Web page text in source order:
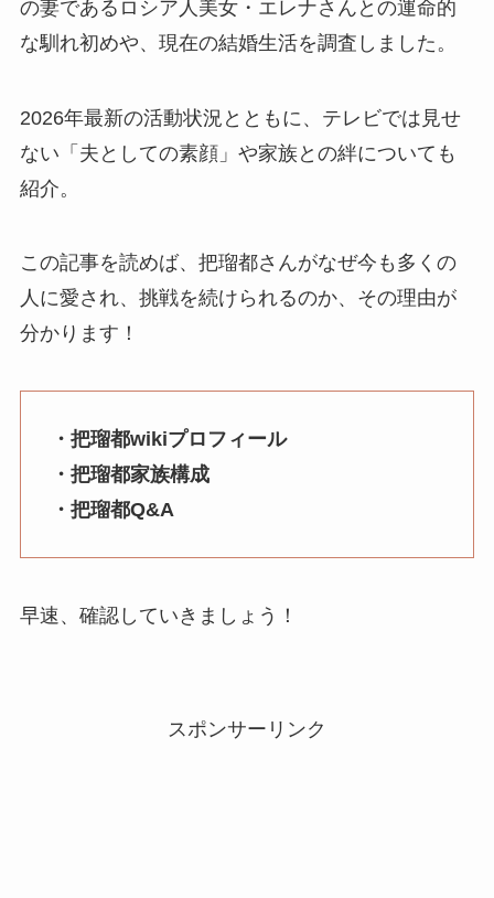
の妻であるロシア人美女・エレナさんとの運命的
な馴れ初めや、現在の結婚生活を調査しました。
2026年最新の活動状況とともに、テレビでは見せ
ない「夫としての素顔」や家族との絆についても
紹介。
この記事を読めば、把瑠都さんがなぜ今も多くの
人に愛され、挑戦を続けられるのか、その理由が
分かります！
・把瑠都wikiプロフィール
・把瑠都家族構成
・把瑠都Q&A
早速、確認していきましょう！
スポンサーリンク